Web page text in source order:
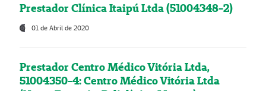
Prestador Clínica Itaipú Ltda (51004348-2)
01 de Abril de 2020
Prestador Centro Médico Vitória Ltda,
51004350-4: Centro Médico Vitória Ltda